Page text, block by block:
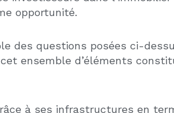
mondiale est assurée par
à employer ses capacités.